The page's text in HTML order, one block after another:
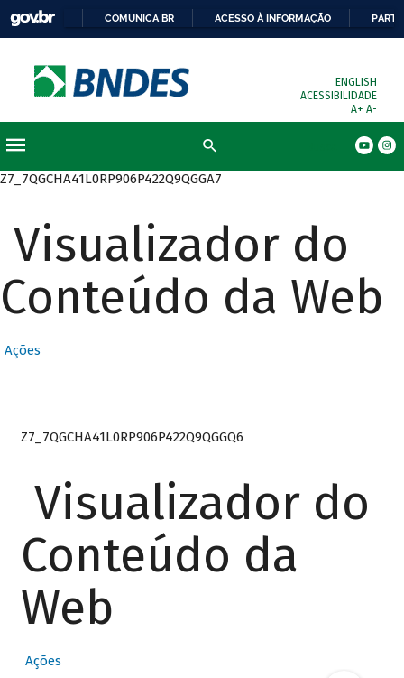
COMUNICA BR ACESSO À INFORMAÇÃO
ENGLISH
ACESSIBILIDADE
A+ A-
Z7_7QGCHA41L0RP906P422Q9QGGA7
Visualizador do
Conteúdo da Web
Ações
Z7_7QGCHA41L0RP906P422Q9QGGQ6
Visualizador do
Conteúdo da
Web
Ações